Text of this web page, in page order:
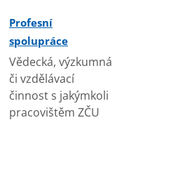
Profesní
spolupráce
Vědecká, výzkumná
či vzdělávací
činnost s jakýmkoli
pracovištěm ZČU